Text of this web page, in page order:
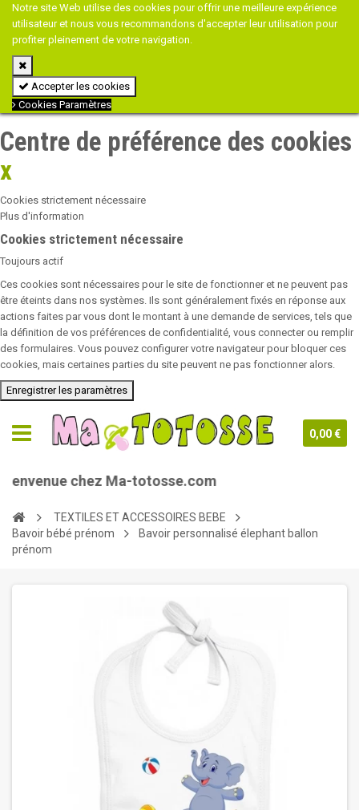
Notre site Web utilise des cookies pour offrir une meilleure expérience
utilisateur et nous vous recommandons d'accepter leur utilisation pour
profiter pleinement de votre navigation.
Accepter les cookies
Cookies Paramètres
Centre de préférence des cookies
x
Cookies strictement nécessaire
Plus d'information
Cookies strictement nécessaire
Toujours actif
Ces cookies sont nécessaires pour le site de fonctionner et ne peuvent pas
être éteints dans nos systèmes. Ils sont généralement fixés en réponse aux
actions faites par vous dont le montant à une demande de services, tels que
la définition de vos préférences de confidentialité, vous connecter ou remplir
des formulaires. Vous pouvez configurer votre navigateur pour bloquer ces
cookies, mais certaines parties du site peuvent ne pas fonctionner alors.
Enregistrer les paramètres
0,00 €
chez Ma-totosse.com
TEXTILES ET ACCESSOIRES BEBE
Bavoir bébé prénom
Bavoir personnalisé élephant ballon
prénom